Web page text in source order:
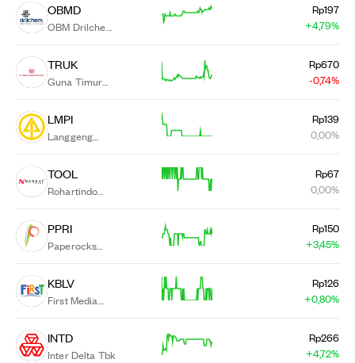
OBMD
OBM Drilchem
Tbk.
Rp197
+4,79%
TRUK
Guna Timur
Raya Tbk.
Rp670
-0,74%
LMPI
Langgeng
Makmur
Industri Tbk.
Rp139
0,00%
TOOL
Rohartindo
Nusantara
Luas Tbk.
Rp67
0,00%
PPRI
Paperocks
Indonesia Tbk.
Rp150
+3,45%
KBLV
First Media
Tbk.
Rp126
+0,80%
INTD
Inter Delta Tbk
Rp266
+4,72%